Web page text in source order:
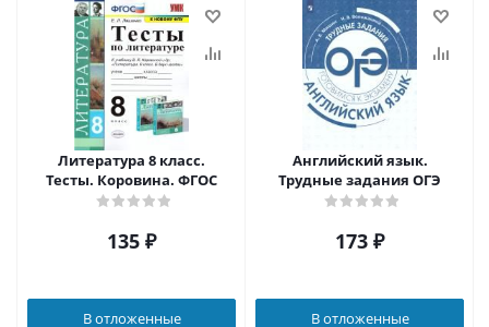
Литература 8 класс.
Тесты. Коровина. ФГОС
135 ₽
В отложенные
Английский язык.
Трудные задания ОГЭ
173 ₽
В отложенные